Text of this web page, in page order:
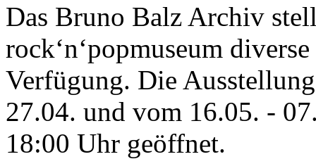
Das Bruno Balz Archiv
rock‘n‘popmuseum
Verfügung. Die
27.04. und vom 16.05. -
18:00 Uhr geöffnet.